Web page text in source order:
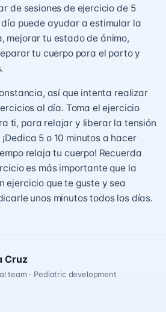
de sesiones de ejercicio de 5
puede ayudar a estimular la
mejorar tu estado de ánimo,
tu cuerpo para el parto y
así que intenta realizar
al día. Toma el ejercicio
ti, para relajar y liberar la tensión
5 o 10 minutos a hacer
relaja tu cuerpo! Recuerda
es más importante que la
ejercicio que te guste y sea
unos minutos todos los días.
Cruz
team · Pediatric development